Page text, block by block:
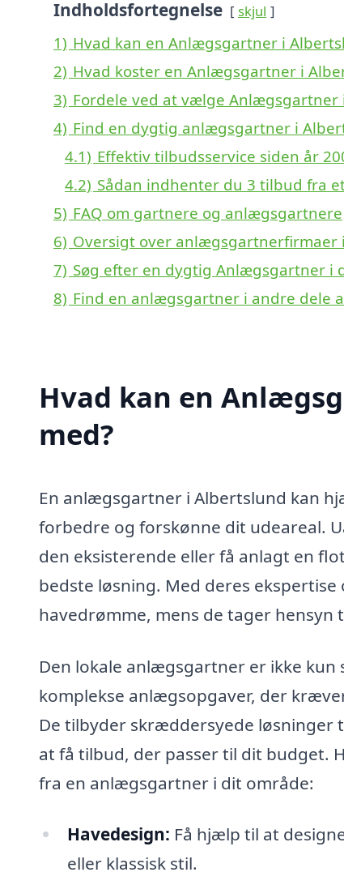
Indholdsfortegnelse skjul
1) Hvad kan en Anlægsgartner i
2) Hvad koster en Anlægsgartner i
3) Fordele ved at vælge Anlægsgartner
4) Find en dygtig anlægsgartner i
4.1) Effektiv tilbudsservice siden år
4.2) Sådan indhenter du 3 tilbud fra
5) FAQ om gartnere og anlægsgartnere
6) Oversigt over anlægsgartnerfirmaer
7) Søg efter en dygtig Anlægsgartner i
8) Find en anlægsgartner i andre dele
Hvad kan en
med?
En anlægsgartner i Albertslund kan
forbedre og forskønne dit udeareal.
den eksisterende eller få anlagt en
bedste løsning. Med deres
havedrømme, mens de tager
Den lokale anlægsgartner er ikke
komplekse anlægsopgaver, der
De tilbyder skræddersyede
at få tilbud, der passer til dit budget.
fra en anlægsgartner i dit område:
Havedesign: Få hjælp til at
eller klassisk stil.